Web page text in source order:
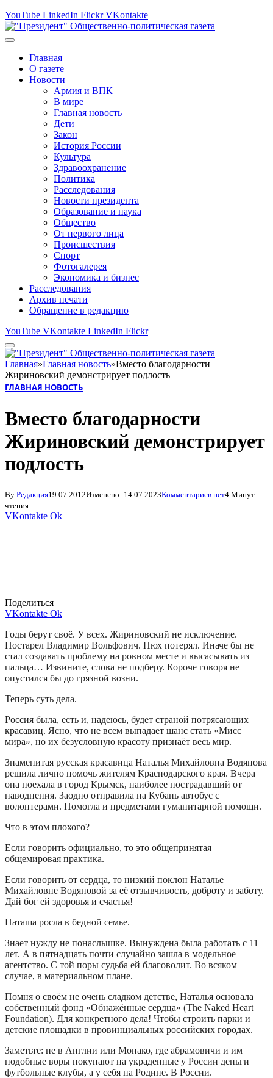
YouTube LinkedIn Flickr VKontakte
Главная
О газете
Новости
Армия и ВПК
В мире
Главная новость
Дети
Закон
История России
Культура
Здравоохранение
Политика
Расследования
Новости президента
Образование и наука
Общество
От первого лица
Происшествия
Спорт
Фотогалерея
Экономика и бизнес
Расследования
Архив печати
Обращение в редакцию
YouTube VKontakte LinkedIn Flickr
Главная»Главная новость»Вместо благодарности
Жириновский демонстрирует подлость
ГЛАВНАЯ НОВОСТЬ
Вместо благодарности
Жириновский демонстрирует
подлость
By Редакция19.07.2012Изменено: 14.07.2023Комментариев нет4 Минут
чтения
VKontakte Ok
Поделиться
VKontakte Ok
Годы берут своё. У всех. Жириновский не исключение.
Постарел Владимир Вольфович. Нюх потерял. Иначе бы не
стал создавать проблему на ровном месте и высасывать из
пальца… Извините, слова не подберу. Короче говоря не
опустился бы до грязной возни.
Теперь суть дела.
Россия была, есть и, надеюсь, будет страной потрясающих
красавиц. Ясно, что не всем выпадает шанс стать «Мисс
мира», но их безусловную красоту признаёт весь мир.
Знаменитая русская красавица Наталья Михайловна Водянова
решила лично помочь жителям Краснодарского края. Вчера
она поехала в город Крымск, наиболее пострадавший от
наводнения. Заодно отправила на Кубань автобус с
волонтерами. Помогла и предметами гуманитарной помощи.
Что в этом плохого?
Если говорить официально, то это общепринятая
общемировая практика.
Если говорить от сердца, то низкий поклон Наталье
Михайловне Водяновой за её отзывчивость, доброту и заботу.
Дай бог ей здоровья и счастья!
Наташа росла в бедной семье.
Знает нужду не понаслышке. Вынуждена была работать с 11
лет. А в пятнадцать почти случайно зашла в модельное
агентство. С той поры судьба ей благоволит. Во всяком
случае, в материальном плане.
Помня о своём не очень сладком детстве, Наталья основала
собственный фонд «Обнажённые сердца» (The Naked Heart
Foundation). Для конкретного дела! Чтобы строить парки и
детские площадки в провинциальных российских городах.
Заметьте: не в Англии или Монако, где абрамовичи и им
подобные воры покупают на украденные у России деньги
футбольные клубы, а у себя на Родине. В России.